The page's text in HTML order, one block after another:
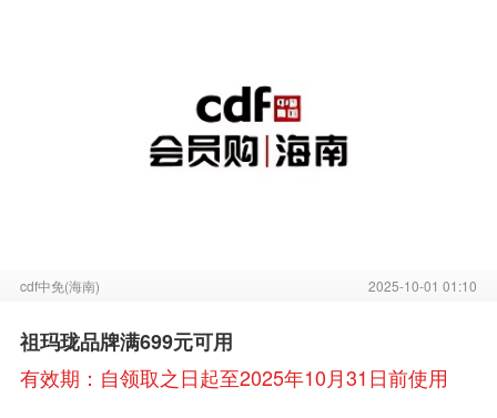
cdf中免(海南) 2025-10-01 01:10
祖玛珑品牌满699元可用
有效期：自领取之日起至2025年10月31日前使用